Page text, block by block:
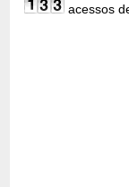
acessos